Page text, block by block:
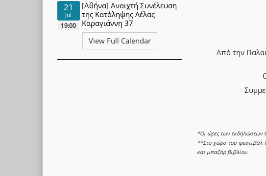
Από την
*Οι ώρες των εκδηλώσεων
**Στο χώρο του φεστιβάλ
και μπαζάρ βιβλίου
21
Jul
19:00
[Αθήνα] Ανοιχτή Συνέλευση
της Κατάληψης Λέλας
Καραγιάννη 37
View Full Calendar